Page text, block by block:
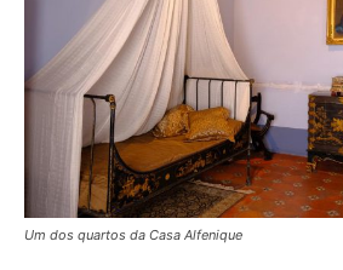
Um dos quartos da Casa Alfenique